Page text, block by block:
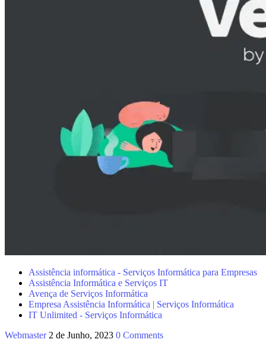
Assistência informática - Serviços Informática para Empresas
Assistência Informática e Serviços IT
Avença de Serviços Informática
Empresa Assistência Informática | Serviços Informática
IT Unlimited - Serviços Informática
Webmaster 2 de Junho, 2023 0 Comments